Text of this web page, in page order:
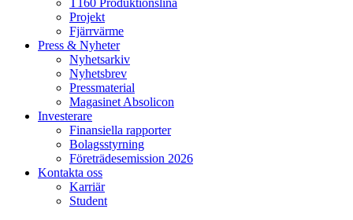
T160 Produktionslina
Projekt
Fjärrvärme
Press & Nyheter
Nyhetsarkiv
Nyhetsbrev
Pressmaterial
Magasinet Absolicon
Investerare
Finansiella rapporter
Bolagsstyrning
Företrädesemission 2026
Kontakta oss
Karriär
Student